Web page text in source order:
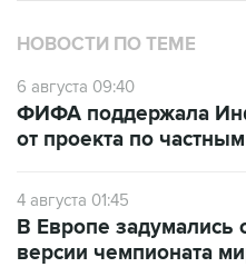
НОВОСТИ ПО ТЕМЕ
6 августа 09:40
ФИФА поддержала
от проекта по
4 августа 01:45
В Европе задумались
версии чемпионата